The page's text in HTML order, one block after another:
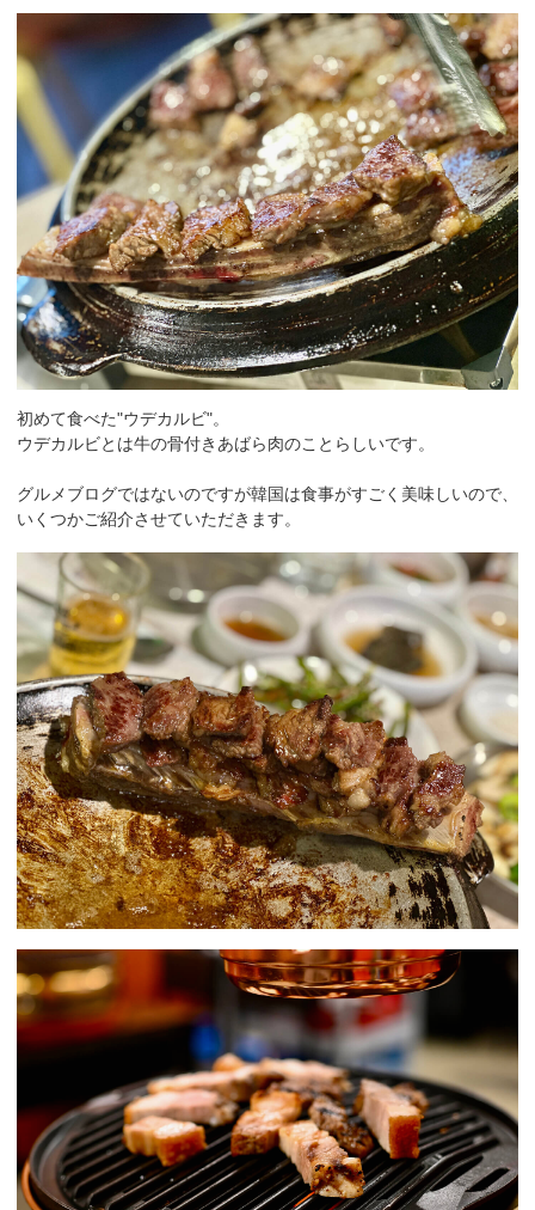
初めて食べた"ウデカルビ"。
ウデカルビとは牛の骨付きあばら肉のことらしいです。
グルメブログではないのですが韓国は食事がすごく美味しいので、
いくつかご紹介させていただきます。